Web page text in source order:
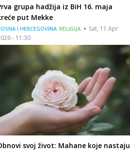
grupa hadžija iz BiH 16. maja
put Mekke
I HERCEGOVINA RELIGIJA
Sat, 11 Apr
- 11:30
svoj život: Mahane koje nastaju